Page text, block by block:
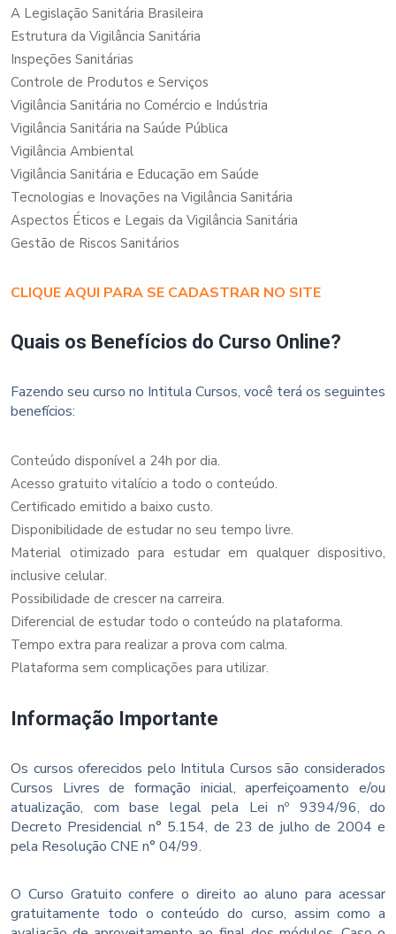
A Legislação Sanitária Brasileira
Estrutura da Vigilância Sanitária
Inspeções Sanitárias
Controle de Produtos e Serviços
Vigilância Sanitária no Comércio e Indústria
Vigilância Sanitária na Saúde Pública
Vigilância Ambiental
Vigilância Sanitária e Educação em Saúde
Tecnologias e Inovações na Vigilância Sanitária
Aspectos Éticos e Legais da Vigilância Sanitária
Gestão de Riscos Sanitários
CLIQUE AQUI PARA SE CADASTRAR NO SITE
Quais os Benefícios do Curso Online?
Fazendo seu curso no Intitula Cursos, você terá os seguintes
benefícios:
Conteúdo disponível a 24h por dia.
Acesso gratuito vitalício a todo o conteúdo.
Certificado emitido a baixo custo.
Disponibilidade de estudar no seu tempo livre.
Material otimizado para estudar em qualquer dispositivo,
inclusive celular.
Possibilidade de crescer na carreira.
Diferencial de estudar todo o conteúdo na plataforma.
Tempo extra para realizar a prova com calma.
Plataforma sem complicações para utilizar.
Informação Importante
Os cursos oferecidos pelo Intitula Cursos são considerados
Cursos Livres de formação inicial, aperfeiçoamento e/ou
atualização, com base legal pela Lei nº 9394/96, do
Decreto Presidencial n° 5.154, de 23 de julho de 2004 e
pela Resolução CNE n° 04/99.
O Curso Gratuito confere o direito ao aluno para acessar
gratuitamente todo o conteúdo do curso, assim como a